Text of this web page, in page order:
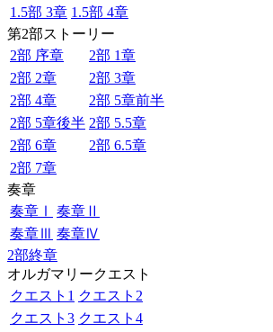
1.5部 3章 1.5部 4章
第2部ストーリー
2部 序章
2部 1章
2部 2章
2部 3章
2部 4章
2部 5章前半
2部 5章後半 2部 5.5章
2部 6章
2部 6.5章
2部 7章
奏章
奏章Ⅰ
奏章Ⅱ
奏章Ⅲ 奏章Ⅳ
2部終章
オルガマリークエスト
クエスト1 クエスト2
クエスト3 クエスト4